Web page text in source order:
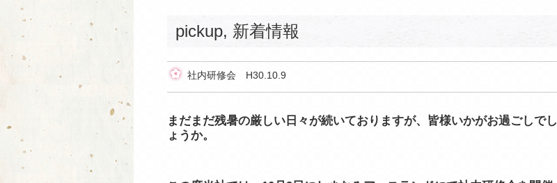
pickup, 新着情報
社内研修会 H30.10.9
まだまだ残暑の厳しい日々が続いておりますが、皆様いかがお過ごしでし
ょうか。